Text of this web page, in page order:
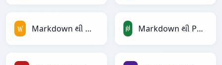
Markdown થી MediaWiki Markdown થી PandasDataFrame